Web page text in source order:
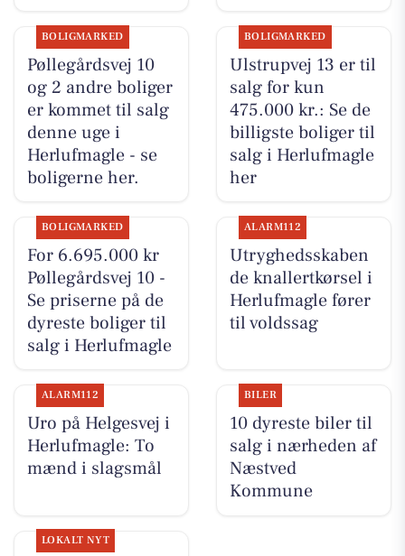
BOLIGMARKED
Pøllegårdsvej 10
og 2 andre boliger
er kommet til salg
denne uge i
Herlufmagle - se
boligerne her.
BOLIGMARKED
Ulstrupvej 13 er til
salg for kun
475.000 kr.: Se de
billigste boliger til
salg i Herlufmagle
her
BOLIGMARKED
For 6.695.000 kr
Pøllegårdsvej 10 -
Se priserne på de
dyreste boliger til
salg i Herlufmagle
ALARM112
Utryghedsskaben
de knallertkørsel i
Herlufmagle fører
til voldssag
ALARM112
Uro på Helgesvej i
Herlufmagle: To
mænd i slagsmål
BILER
10 dyreste biler til
salg i nærheden af
Næstved
Kommune
LOKALT NYT